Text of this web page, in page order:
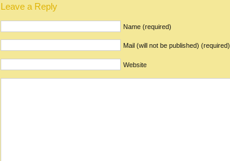
Leave a Reply
Name (required)
Mail (will not be published) (required)
Website